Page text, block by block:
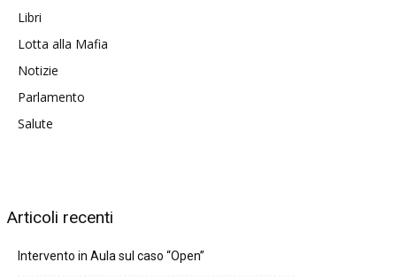
Libri
Lotta alla Mafia
Notizie
Parlamento
Salute
Articoli recenti
Intervento in Aula sul caso “Open”